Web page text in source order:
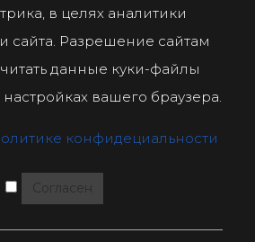
в целях аналитики
сайта. Разрешение сайтам
данные куки-файлы
настройках вашего браузера.
конфидециальности
Согласен